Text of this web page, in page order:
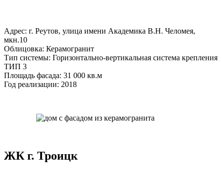
Адрес: г. Реутов, улица имени Академика В.Н. Челомея,
мкн.10
Облицовка: Керамогранит
Тип системы: Горизонтально-вертикальная система крепления
ТИП 3
Площадь фасада: 31 000 кв.м
Год реализации: 2018
ЖК г. Троицк